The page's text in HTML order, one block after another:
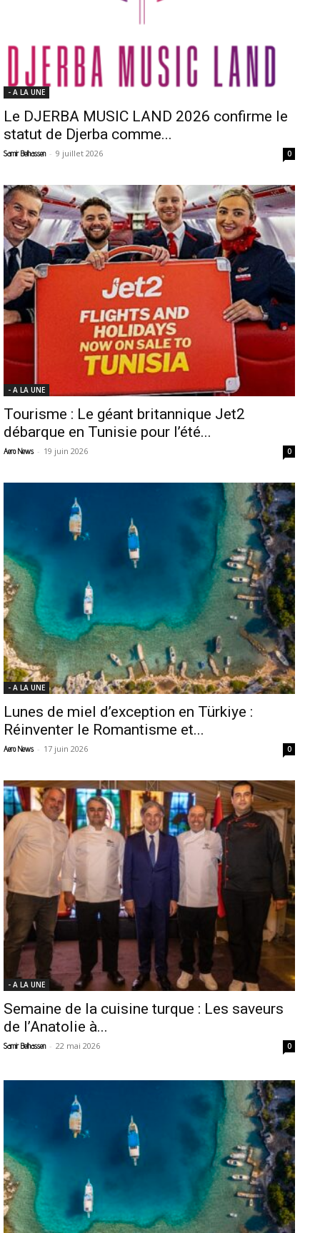
- A LA UNE
Le DJERBA MUSIC LAND 2026 confirme le
statut de Djerba comme...
Samir Belhassen - 9 juillet 2026 0
- A LA UNE
Tourisme : Le géant britannique Jet2
débarque en Tunisie pour l’été...
Aero News - 19 juin 2026 0
- A LA UNE
Lunes de miel d’exception en Türkiye :
Réinventer le Romantisme et...
Aero News - 17 juin 2026 0
- A LA UNE
Semaine de la cuisine turque : Les saveurs
de l’Anatolie à...
Samir Belhassen - 22 mai 2026 0